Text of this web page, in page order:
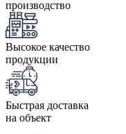
производство
Высокое качество
продукции
Быстрая доставка
на объект